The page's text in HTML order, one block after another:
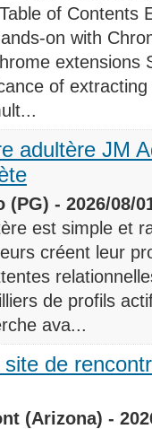
of Contents
on with
extensions
of
adultère JM
(PG) - 2026/08/
est simple et
créent leur
de profils
ava...
de
(Arizona) -